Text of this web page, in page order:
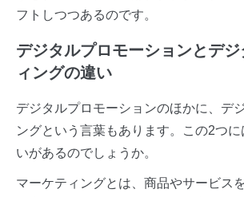
フトしつつあるのです。
デジタルプロモーションとデ
ィングの違い
デジタルプロモーションのほかに、デ
ングという言葉もあります。この2つ
いがあるのでしょうか。
マーケティングとは、商品やサービス